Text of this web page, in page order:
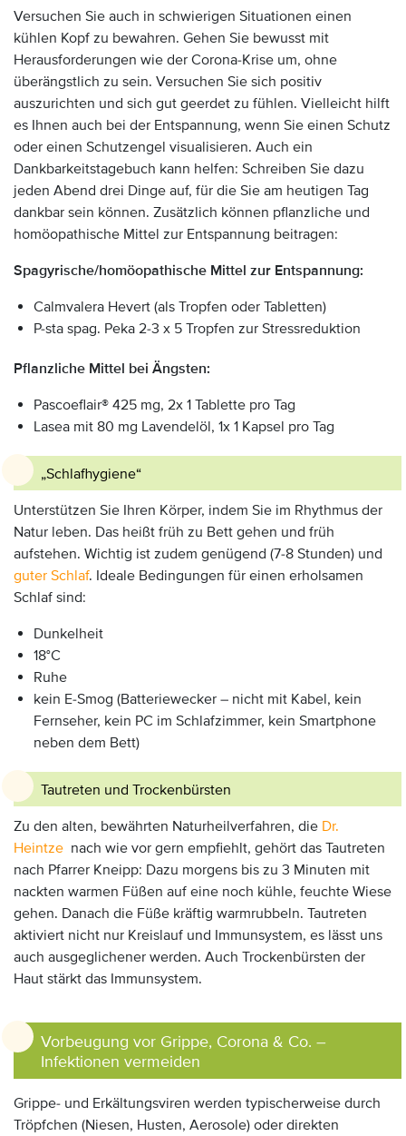
Versuchen Sie auch in schwierigen Situationen einen
kühlen Kopf zu bewahren. Gehen Sie bewusst mit
Herausforderungen wie der Corona-Krise um, ohne
überängstlich zu sein. Versuchen Sie sich positiv
auszurichten und sich gut geerdet zu fühlen. Vielleicht hilft
es Ihnen auch bei der Entspannung, wenn Sie einen Schutz
oder einen Schutzengel visualisieren. Auch ein
Dankbarkeitstagebuch kann helfen: Schreiben Sie dazu
jeden Abend drei Dinge auf, für die Sie am heutigen Tag
dankbar sein können. Zusätzlich können pflanzliche und
homöopathische Mittel zur Entspannung beitragen:
Spagyrische/homöopathische Mittel zur Entspannung:
Calmvalera Hevert (als Tropfen oder Tabletten)
P-sta spag. Peka 2-3 x 5 Tropfen zur Stressreduktion
Pflanzliche Mittel bei Ängsten:
Pascoeflair® 425 mg, 2x 1 Tablette pro Tag
Lasea mit 80 mg Lavendelöl, 1x 1 Kapsel pro Tag
„Schlafhygiene“
Unterstützen Sie Ihren Körper, indem Sie im Rhythmus der
Natur leben. Das heißt früh zu Bett gehen und früh
aufstehen. Wichtig ist zudem genügend (7-8 Stunden) und
guter Schlaf. Ideale Bedingungen für einen erholsamen
Schlaf sind:
Dunkelheit
18°C
Ruhe
kein E-Smog (Batteriewecker – nicht mit Kabel, kein
Fernseher, kein PC im Schlafzimmer, kein Smartphone
neben dem Bett)
Tautreten und Trockenbürsten
Zu den alten, bewährten Naturheilverfahren, die Dr.
Heintze nach wie vor gern empfiehlt, gehört das Tautreten
nach Pfarrer Kneipp: Dazu morgens bis zu 3 Minuten mit
nackten warmen Füßen auf eine noch kühle, feuchte Wiese
gehen. Danach die Füße kräftig warmrubbeln. Tautreten
aktiviert nicht nur Kreislauf und Immunsystem, es lässt uns
auch ausgeglichener werden. Auch Trockenbürsten der
Haut stärkt das Immunsystem.
Vorbeugung vor Grippe, Corona & Co. –
Infektionen vermeiden
Grippe- und Erkältungsviren werden typischerweise durch
Tröpfchen (Niesen, Husten, Aerosole) oder direkten